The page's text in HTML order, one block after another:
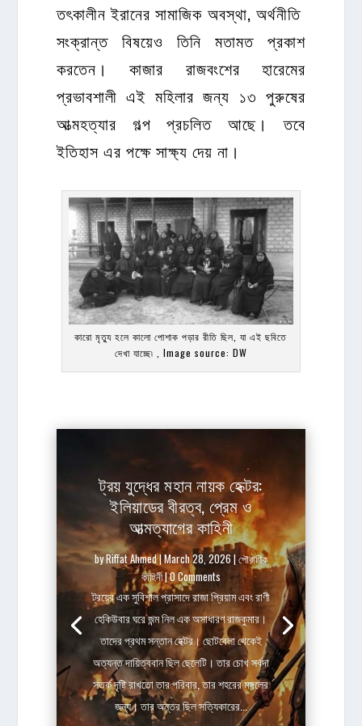
তৎকালীন ইরানের সামাজিক অবস্থা, অর্থনীতি
সংক্রান্ত বিষয়েও তিনি মতামত প্রকাশ
করতেন। কাজার রাজবংশের হারেমের
প্রভাবশালী এই মহিলার জন্য ১৩ পুরুষের
আত্মহত্যার গল্প প্রচলিত আছে। তবে
ইতিহাস এর পক্ষে সাক্ষ্য দেয় না।
কারো মৃত্যু হলে কালো পোশাক পড়ার রীতি ছিল, যা এই ছবিতে
দেখা যাচ্ছে৷ , Image source: DW
ট্রয় যুদ্ধের মহান নায়ক হেক্টর:
ইলিয়াডের বীরত্ব, প্রেম ও
আত্মত্যাগের কাহিনী
byRiffat Ahmed|March 28, 2026|পৌরাণিক
কাহিনী| 0 Comments
ট্রয়ের এক সুবিশাল প্রাসাদে রাজা প্রিয়াম এবং রাণী
হেকিউবার ঘরে জন্ম নিল এক অসাধারণ রাজকুমার।
তাদের প্রথম সন্তান হেক্টর। ছোটবেলা থেকেই
অত্যন্ত দায়িত্ববান ছিল ছেলেটি। তার চোখ সর্বদা
সতর্ক দৃষ্টি রাখতো তার পরিবার, তার শহরের মঙ্গলের
জন্য। তার অন্তর ছিল সত্যিকারের...